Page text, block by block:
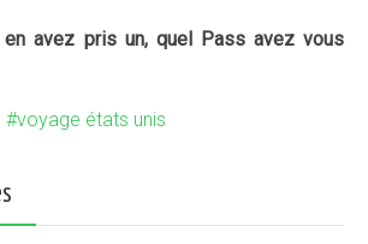
avez pris un, quel Pass avez vous
voyage états unis